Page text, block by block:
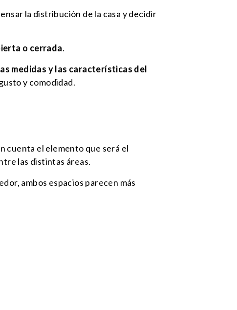
la distribución de la casa y decidir
o cerrada.
medidas y las características del
y comodidad.
cuenta el elemento que será el
las distintas áreas.
ambos espacios parecen más